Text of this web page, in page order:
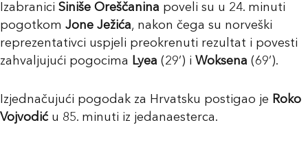
Izabranici Siniše Oreščanina poveli su u 24. minuti
pogotkom Jone Ježića, nakon čega su norveški
reprezentativci uspjeli preokrenuti rezultat i povesti
zahvaljujući pogocima Lyea (29’) i Woksena (69’).
Izjednačujući pogodak za Hrvatsku postigao je Roko
Vojvodiću 85. minuti iz jedanaesterca.